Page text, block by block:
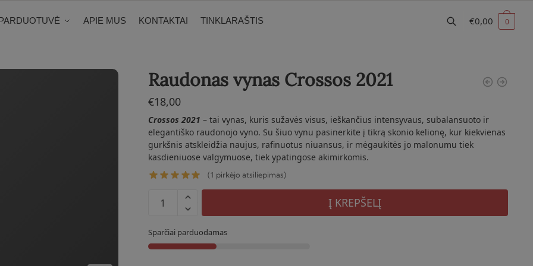
APIE MUS KONTAKTAI TINKLARAŠTIS €0,00 0
Raudonas vynas Crossos 2021
€18,00
Crossos 2021 – tai vynas, kuris sužavės visus, ieškančius intensyvaus, subalansuoto ir
elegantiško raudonojo vyno. Su šiuo vynu pasinerkite į tikrą skonio kelionę, kur kiekvienas
gurkšnis atskleidžia naujus, rafinuotus niuansus, ir mėgaukitės jo malonumu tiek
kasdieniuose valgymuose, tiek ypatingose akimirkomis.
(1 pirkėjo atsiliepimas)
produkto
kiekis:
vynas
Į KREPŠELĮ
Sparčiai parduodamas